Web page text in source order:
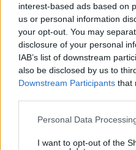
interest-based ads based on
us or personal information
your opt-out. You may
disclosure of your personal
IAB’s list of downstream
also be disclosed by us to
Downstream Participants that
Please note that this
not limited to your visit or
Personal Data
I want to opt-out of the
ΡΟΗ ΕΙΔΗΣΕΩΝ
Ειδήσεις
Γιατί έβαλαν στο μάτι τα
πριν 15 λεπτά
Πώς μπήκε η γαλλική